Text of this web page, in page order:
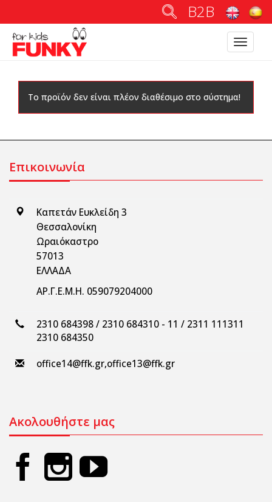
B2B
Toggle
Το προϊόν δεν είναι πλέον διαθέσιμο στο σύστημα!
Επικοινωνία
Καπετάν Ευκλείδη 3
Θεσσαλονίκη
Ωραιόκαστρο
57013
ΕΛΛΑΔΑ
ΑΡ.Γ.Ε.Μ.Η. 059079204000
2310 684398 / 2310 684310 - 11 / 2311 111311
2310 684350
office14@ffk.gr,office13@ffk.gr
Ακολουθήστε μας